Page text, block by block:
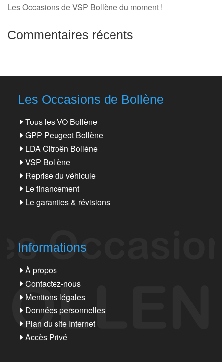
Les Occasions de VSP Bollène du moment !
Commentaires récents
Les Occasions de Bollène
Tous les VO Bollène
GPP Peugeot Bollène
LDA Citroën Bollène
VSP Bollène
Reprise du véhicule
Le financement
Le garanties & révisions
Informations
À propos
Contactez-nous
Mentions légales
Données personnelles
Plan du site Internet
Accès Privé